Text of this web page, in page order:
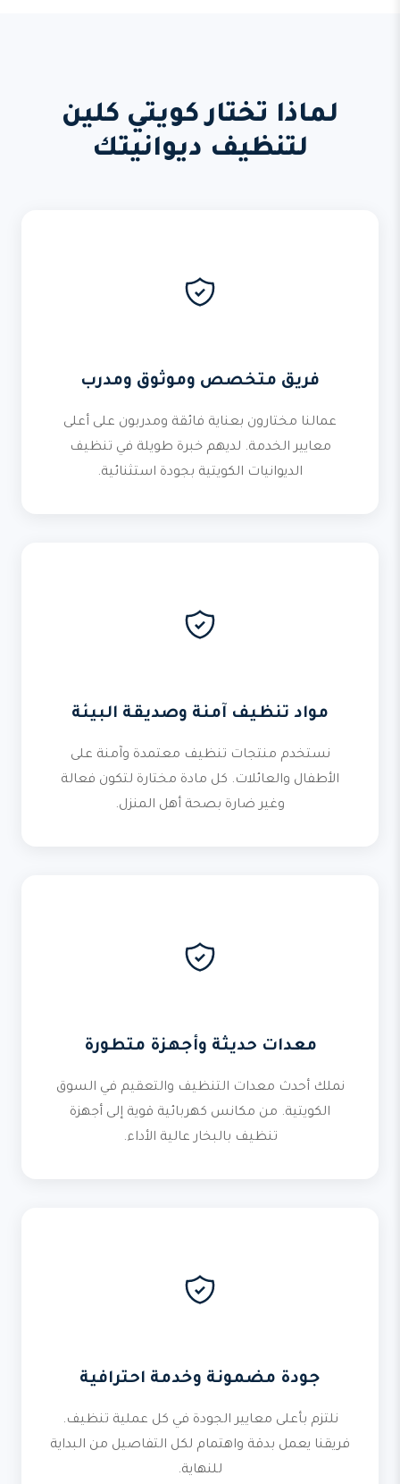
لماذا تختار كويتي كلين
لتنظيف ديوانيتك
فريق متخصص وموثوق ومدرب
عمالنا مختارون بعناية فائقة ومدربون على أعلى
معايير الخدمة. لديهم خبرة طويلة في تنظيف
الديوانيات الكويتية بجودة استثنائية.
مواد تنظيف آمنة وصديقة البيئة
نستخدم منتجات تنظيف معتمدة وآمنة على
الأطفال والعائلات. كل مادة مختارة لتكون فعالة
وغير ضارة بصحة أهل المنزل.
معدات حديثة وأجهزة متطورة
نملك أحدث معدات التنظيف والتعقيم في السوق
الكويتية. من مكانس كهربائية قوية إلى أجهزة
تنظيف بالبخار عالية الأداء.
جودة مضمونة وخدمة احترافية
نلتزم بأعلى معايير الجودة في كل عملية تنظيف.
فريقنا يعمل بدقة واهتمام لكل التفاصيل من البداية
للنهاية.